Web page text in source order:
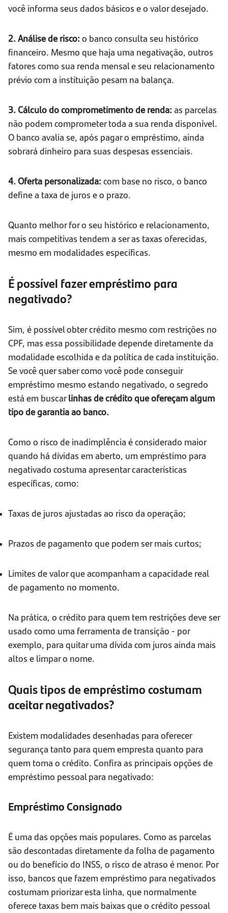
você informa seus dados básicos e o valor desejado.
2. Análise de risco: o banco consulta seu histórico
financeiro. Mesmo que haja uma negativação, outros
fatores como sua renda mensal e seu relacionamento
prévio com a instituição pesam na balança.
3. Cálculo do comprometimento de renda: as parcelas
não podem comprometer toda a sua renda disponível.
O banco avalia se, após pagar o empréstimo, ainda
sobrará dinheiro para suas despesas essenciais.
4. Oferta personalizada: com base no risco, o banco
define a taxa de juros e o prazo.
Quanto melhor for o seu histórico e relacionamento,
mais competitivas tendem a ser as taxas oferecidas,
mesmo em modalidades específicas.
É possível fazer empréstimo para
negativado?
Sim, é possível obter crédito mesmo com restrições no
CPF, mas essa possibilidade depende diretamente da
modalidade escolhida e da política de cada instituição.
Se você quer saber como você pode conseguir
empréstimo mesmo estando negativado, o segredo
está em buscarlinhas de crédito que ofereçam algum
tipo de garantia ao banco.
Como o risco de inadimplência é considerado maior
quando há dívidas em aberto, um empréstimo para
negativado costuma apresentar características
específicas, como:
Taxas de juros ajustadas ao risco da operação;
Prazos de pagamento que podem ser mais curtos;
Limites de valor que acompanham a capacidade real
de pagamento no momento.
Na prática, o crédito para quem tem restrições deve ser
usado como uma ferramenta de transição - por
exemplo, para quitar uma dívida com juros ainda mais
altos e limpar o nome.
Quais tipos de empréstimo costumam
aceitar negativados?
Existem modalidades desenhadas para oferecer
segurança tanto para quem empresta quanto para
quem toma o crédito. Confira as principais opções de
empréstimo pessoal para negativado:
Empréstimo Consignado
É uma das opções mais populares. Como as parcelas
são descontadas diretamente da folha de pagamento
ou do benefício do INSS, o risco de atraso é menor. Por
isso, bancos que fazem empréstimo para negativados
costumam priorizar esta linha, que normalmente
oferece taxas bem mais baixas que o crédito pessoal